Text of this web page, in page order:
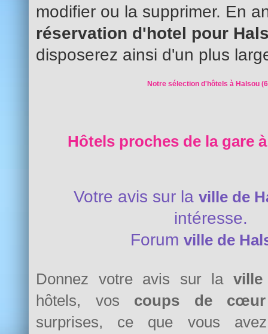
modifier ou la supprimer. En
réservation d'hotel pour
disposerez ainsi d'un plus
Notre sélection d'hôtels à Halsou
Hôtels proches de la gare
Votre avis sur la ville de
intéresse.
Forum ville de
Donnez votre avis sur la
hôtels, vos coups de cœur
surprises, ce que vous avez